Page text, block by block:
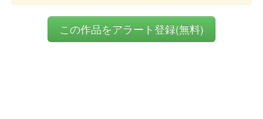
この作品をアラート登録(無料)